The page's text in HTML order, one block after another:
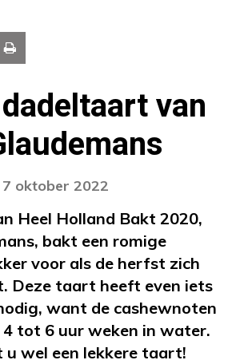
van
oktober 2022
Heel Holland Bakt 2020,
bakt een romige
voor als de herfst zich
Deze taart heeft even iets
want de cashewnoten
tot 6 uur weken in water.
u wel een lekkere taart!